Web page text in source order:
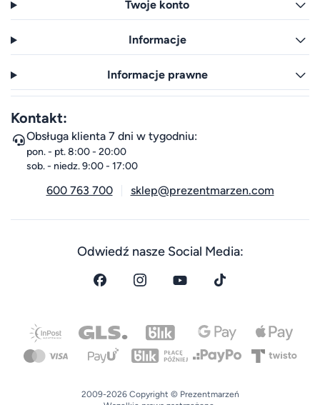
Twoje konto
Informacje
Informacje prawne
Kontakt:
Obsługa klienta 7 dni w tygodniu:
pon. - pt. 8:00 - 20:00
sob. - niedz. 9:00 - 17:00
600 763 700 sklep@prezentmarzen.com
Odwiedź nasze Social Media:
2009-2026 Copyright © Prezentmarzeń